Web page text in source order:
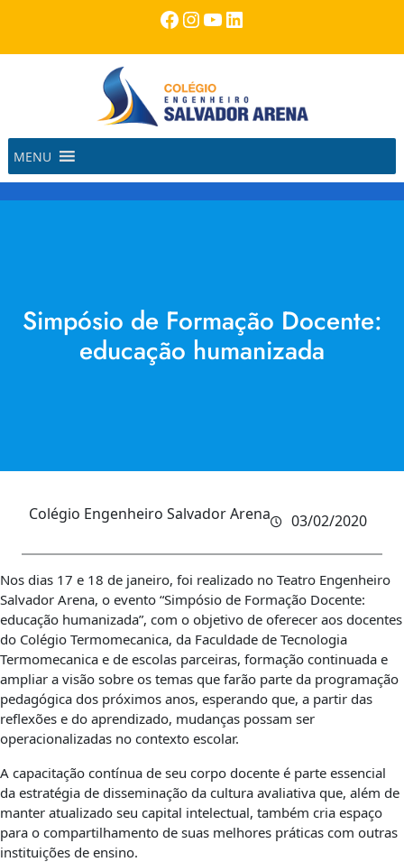
o
Facebook
Instagram
Youtube
LinkedIn
MENU
Simpósio de Formação Docente:
educação humanizada
Colégio Engenheiro Salvador Arena 03/02/2020
Nos dias 17 e 18 de janeiro, foi realizado no Teatro Engenheiro
Salvador Arena, o evento “Simpósio de Formação Docente:
educação humanizada”, com o objetivo de oferecer aos docentes
do Colégio Termomecanica, da Faculdade de Tecnologia
Termomecanica e de escolas parceiras, formação continuada e
ampliar a visão sobre os temas que farão parte da programação
pedagógica dos próximos anos, esperando que, a partir das
reflexões e do aprendizado, mudanças possam ser
operacionalizadas no contexto escolar.
A capacitação contínua de seu corpo docente é parte essencial
da estratégia de disseminação da cultura avaliativa que, além de
manter atualizado seu capital intelectual, também cria espaço
para o compartilhamento de suas melhores práticas com outras
instituições de ensino.